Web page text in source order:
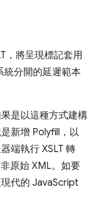
，將呈現標記套用
分開的延遲範本
是以這種方式建構
新增 Polyfill，以
端執行 XSLT 轉
原始 XML。如要
代的 JavaScript